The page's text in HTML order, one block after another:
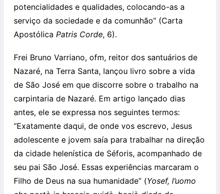
potencialidades e qualidades, colocando-as a
serviço da sociedade e da comunhão” (Carta
Apostólica Patris Corde, 6).
Frei Bruno Varriano, ofm, reitor dos santuários de
Nazaré, na Terra Santa, lançou livro sobre a vida
de São José em que discorre sobre o trabalho na
carpintaria de Nazaré. Em artigo lançado dias
antes, ele se expressa nos seguintes termos:
“Exatamente daqui, de onde vos escrevo, Jesus
adolescente e jovem saía para trabalhar na direção
da cidade helenística de Séforis, acompanhado de
seu pai São José. Essas experiências marcaram o
Filho de Deus na sua humanidade” (Yosef, l’uomo